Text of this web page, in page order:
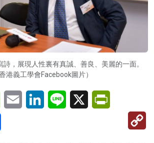
，展現人性裏有真誠、善良、美麗的一面。
香港義工學會Facebook圖片）
WeChatEmail LinkedInLine X